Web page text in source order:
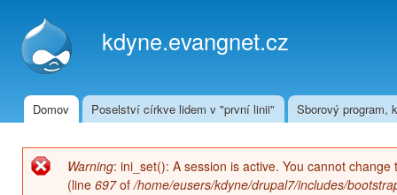
kdyne.evangnet.cz
Hlavní menu
Domov Poselství církve lidem v "první linii" Sborový program,
Chybová zpráva
Warning: ini_set(): A session is active. You cannot
(line 697of/home/eusers/kdyne/drupal7/includes/